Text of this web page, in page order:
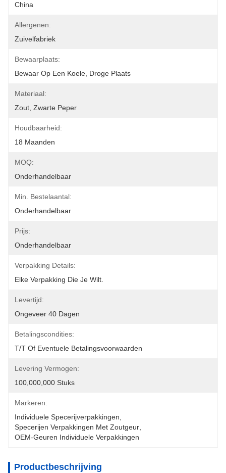
China
Allergenen:
Zuivelfabriek
Bewaarplaats:
Bewaar Op Een Koele, Droge Plaats
Materiaal:
Zout, Zwarte Peper
Houdbaarheid:
18 Maanden
MOQ:
Onderhandelbaar
Min. Bestelaantal:
Onderhandelbaar
Prijs:
Onderhandelbaar
Verpakking Details:
Elke Verpakking Die Je Wilt.
Levertijd:
Ongeveer 40 Dagen
Betalingscondities:
T/T Of Eventuele Betalingsvoorwaarden
Levering Vermogen:
100,000,000 Stuks
Markeren:
Individuele Specerijverpakkingen
Specerijen Verpakkingen Met Zoutgeur
OEM-Geuren Individuele Verpakkingen
Productbeschrijving